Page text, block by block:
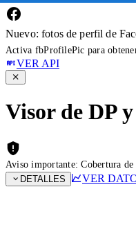
Nuevo: fotos de perfil de
Activa fbProfilePic para
VER API
Visor de DP
Aviso importante: Cobertura
DETALLES
VER